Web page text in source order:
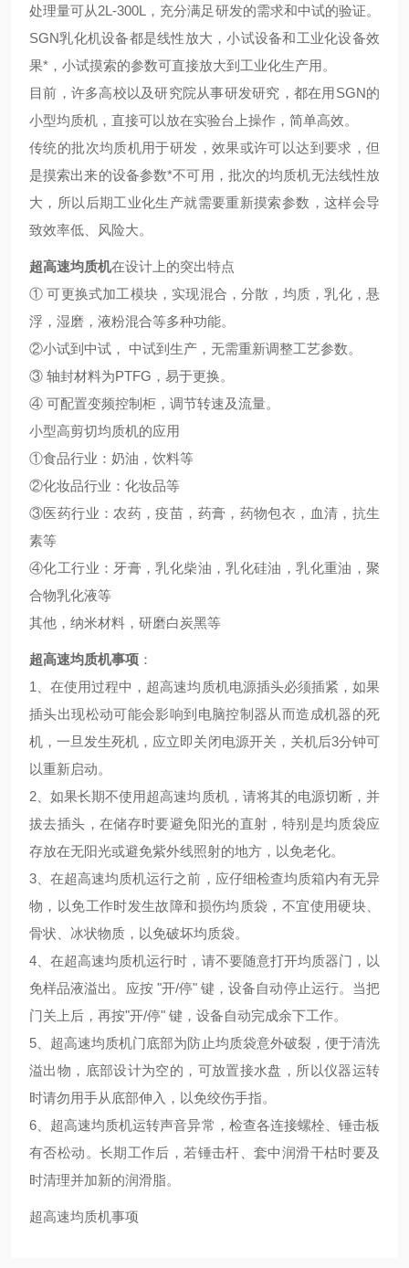
处理量可从2L-300L，充分满足研发的需求和中试的验证。
SGN乳化机设备都是线性放大，小试设备和工业化设备效
果*，小试摸索的参数可直接放大到工业化生产用。
目前，许多高校以及研究院从事研发研究，都在用SGN的
小型均质机，直接可以放在实验台上操作，简单高效。
传统的批次均质机用于研发，效果或许可以达到要求，但
是摸索出来的设备参数*不可用，批次的均质机无法线性放
大，所以后期工业化生产就需要重新摸索参数，这样会导
致效率低、风险大。
超高速均质机在设计上的突出特点
① 可更换式加工模块，实现混合，分散，均质，乳化，悬
浮，湿磨，液粉混合等多种功能。
②小试到中试， 中试到生产，无需重新调整工艺参数。
③ 轴封材料为PTFG，易于更换。
④ 可配置变频控制柜，调节转速及流量。
小型高剪切均质机的应用
①食品行业：奶油，饮料等
②化妆品行业：化妆品等
③医药行业：农药，疫苗，药膏，药物包衣，血清，抗生
素等
④化工行业：牙膏，乳化柴油，乳化硅油，乳化重油，聚
合物乳化液等
其他，纳米材料，研磨白炭黑等
超高速均质机事项 ：
1、在使用过程中，超高速均质机电源插头必须插紧，如果
插头出现松动可能会影响到电脑控制器从而造成机器的死
机，一旦发生死机，应立即关闭电源开关，关机后3分钟可
以重新启动。
2、如果长期不使用超高速均质机，请将其的电源切断，并
拔去插头，在储存时要避免阳光的直射，特别是均质袋应
存放在无阳光或避免紫外线照射的地方，以免老化。
3、在超高速均质机运行之前，应仔细检查均质箱内有无异
物，以免工作时发生故障和损伤均质袋，不宜使用硬块、
骨状、冰状物质，以免破坏均质袋。
4、在超高速均质机运行时，请不要随意打开均质器门，以
免样品液溢出。应按 "开/停" 键，设备自动停止运行。当把
门关上后，再按"开/停" 键，设备自动完成余下工作。
5、超高速均质机门底部为防止均质袋意外破裂，便于清洗
溢出物，底部设计为空的，可放置接水盘，所以仪器运转
时请勿用手从底部伸入，以免绞伤手指。
6、超高速均质机运转声音异常，检查各连接螺栓、锤击板
有否松动。长期工作后，若锤击杆、套中润滑干枯时要及
时清理并加新的润滑脂。
超高速均质机事项